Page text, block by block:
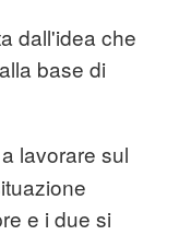
dall'idea che
base di
a lavorare sul
e i due si